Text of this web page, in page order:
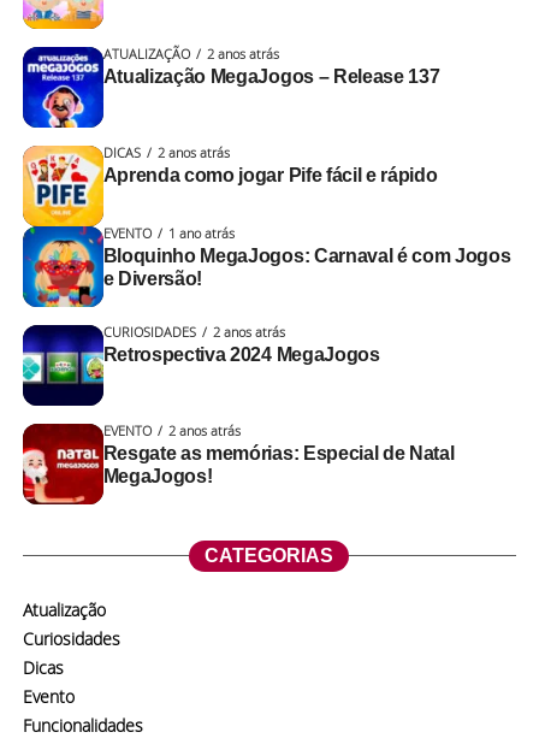
ATUALIZAÇÃO 2 anos atrás
Atualização MegaJogos – Release 137
DICAS 2 anos atrás
Aprenda como jogar Pife fácil e rápido
EVENTO 1 ano atrás
Bloquinho MegaJogos: Carnaval é com Jogos
e Diversão!
CURIOSIDADES 2 anos atrás
Retrospectiva 2024 MegaJogos
EVENTO 2 anos atrás
Resgate as memórias: Especial de Natal
MegaJogos!
CATEGORIAS
Atualização
Curiosidades
Dicas
Evento
Funcionalidades